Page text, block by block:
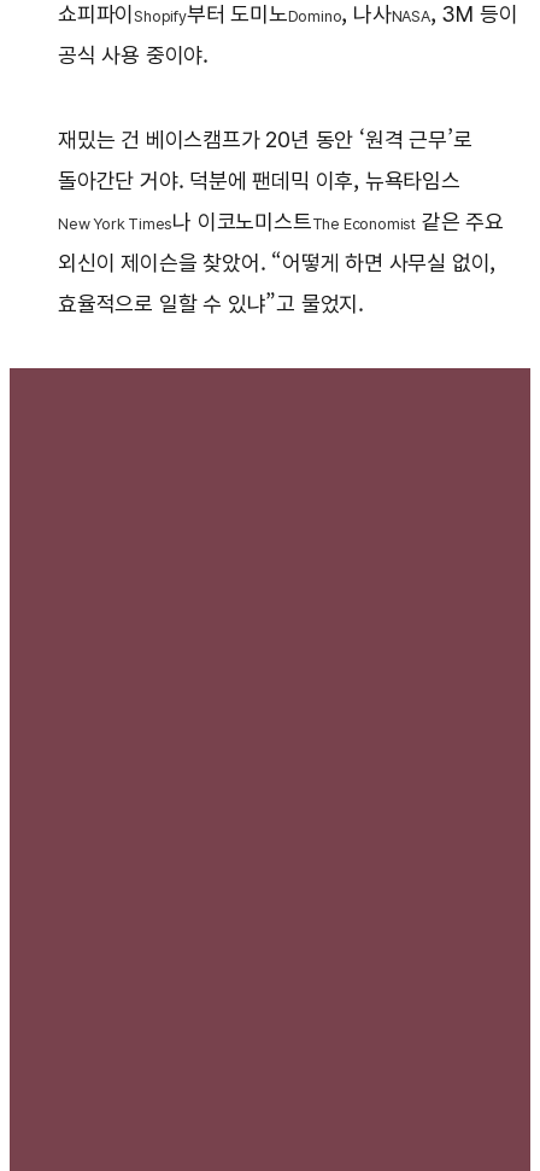
쇼피파이Shopify부터 도미노Domino, 나사NASA, 3M 등이
공식 사용 중이야.
재밌는 건 베이스캠프가 20년 동안 ‘원격 근무’로
돌아간단 거야. 덕분에 팬데믹 이후, 뉴욕타임스
New York Times나 이코노미스트The Economist 같은 주요
외신이 제이슨을 찾았어. “어떻게 하면 사무실 없이,
효율적으로 일할 수 있냐”고 물었지.